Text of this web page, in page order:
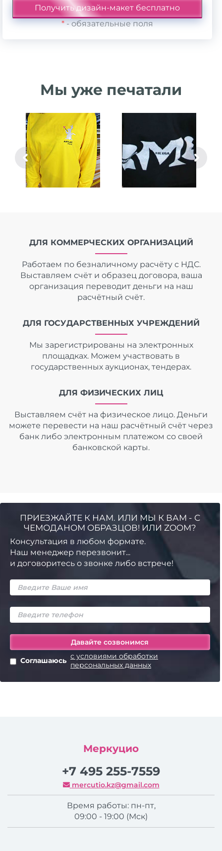
*- обязательные поля
Мы уже печатали
ДЛЯ КОММЕРЧЕСКИХ ОРГАНИЗАЦИЙ
Работаем по безналичному расчёту с НДС.
Выставляем счёт и образец договора, ваша
организация переводит деньги на наш
расчётный счёт.
ДЛЯ ГОСУДАРСТВЕННЫХ УЧРЕЖДЕНИЙ
Мы зарегистрированы на электронных
площадках. Можем участвовать в
государственных аукционах, тендерах.
ДЛЯ ФИЗИЧЕСКИХ ЛИЦ
Выставляем счёт на физическое лицо. Деньги
можете перевести на наш расчётный счёт через
банк либо электронным платежом со своей
банковской карты.
ПРИЕЗЖАЙТЕ К НАМ. ИЛИ МЫ К ВАМ - С
ЧЕМОДАНОМ ОБРАЗЦОВ! ИЛИ ZOOM?
Консультация в любом формате.
Наш менеджер перезвонит...
и договоритесь о звонке либо встрече!
Соглашаюсь с условиями обработки
персональных данных
Меркуцио
+7 495 255-7559
mercutio.kz@gmail.com
Время работы: пн-пт,
09:00 - 19:00 (Мск)